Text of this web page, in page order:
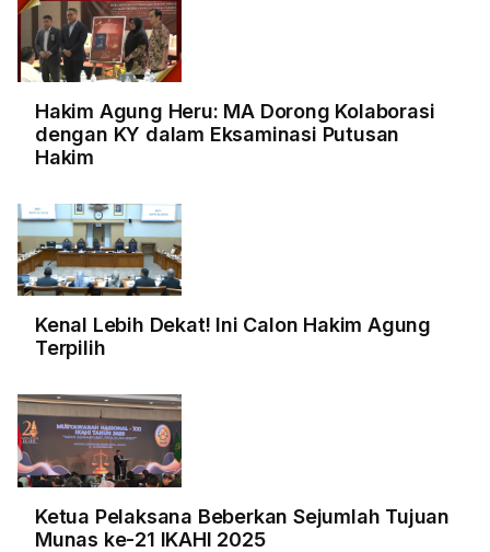
Hakim Agung Heru: MA Dorong Kolaborasi
dengan KY dalam Eksaminasi Putusan
Hakim
Kenal Lebih Dekat! Ini Calon Hakim Agung
Terpilih
Ketua Pelaksana Beberkan Sejumlah Tujuan
Munas ke-21 IKAHI 2025